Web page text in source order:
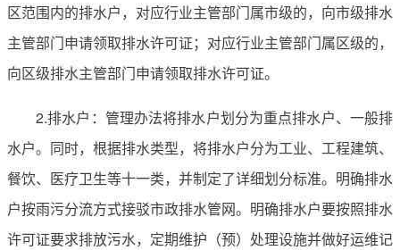
区范围内的排水户，对应行业主管部门属市级的，向市级排水
主管部门申请领取排水许可证；对应行业主管部门属区级的，
向区级排水主管部门申请领取排水许可证。
2.排水户：管理办法将排水户划分为重点排水户、一般排
水户。同时，根据排水类型，将排水户分为工业、工程建筑、
餐饮、医疗卫生等十一类，并制定了详细划分标准。明确排水
户按雨污分流方式接驳市政排水管网。明确排水户要按照排水
许可证要求排放污水，定期维护（预）处理设施并做好运维记